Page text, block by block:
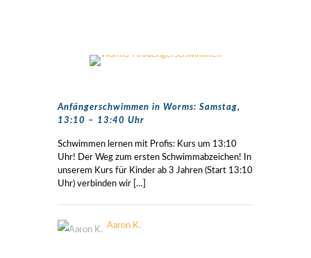
Anfängerschwimmen in Worms: Samstag,
13:10 – 13:40 Uhr
Schwimmen lernen mit Profis: Kurs um 13:10
Uhr! Der Weg zum ersten Schwimmabzeichen! In
unserem Kurs für Kinder ab 3 Jahren (Start 13:10
Uhr) verbinden wir […]
Aaron K.